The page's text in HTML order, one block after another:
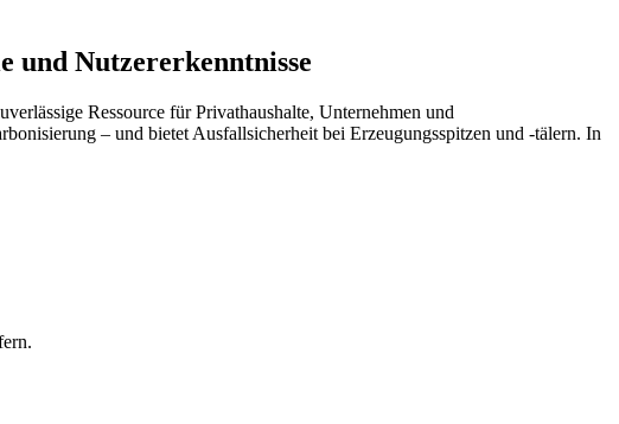
und Nutzererkenntnisse
Ressource für Privathaushalte, Unternehmen und
– und bietet Ausfallsicherheit bei Erzeugungsspitzen und -tälern. In